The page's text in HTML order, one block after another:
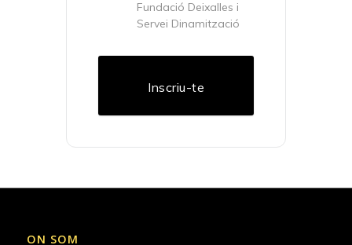
Fundació Deixalles i
Servei Dinamització
Inscriu-te
ON SOM